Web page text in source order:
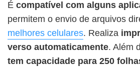
É compatível com alguns
permitem o envio de arquivos
melhores celulares. Realiza
verso automaticamente. Além
tem capacidade para 250